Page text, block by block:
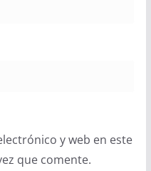
y web en este
que comente.